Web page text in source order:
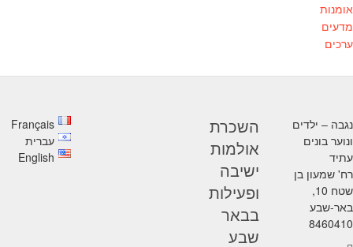
אומנות
מדעים
ערכים
נגבה – ילדים
ונוער בונים
עתיד
רח' שמעון בן
שטח 10,
באר-שבע
8460410
השכרת
אולמות
ישיבה
ופעילות
בבאר
שבע
Français
עברית
English